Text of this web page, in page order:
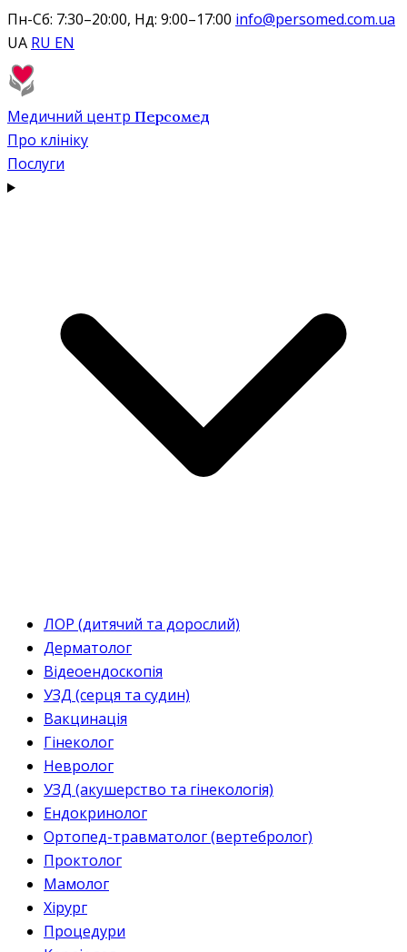
Пн-Сб: 7:30–20:00, Нд: 9:00–17:00 info@persomed.com.ua
UA RU EN
Медичний центр Персомед
Про клініку
Послуги
ЛОР (дитячий та дорослий)
Дерматолог
Відеоендоскопія
УЗД (серця та судин)
Вакцинація
Гінеколог
Невролог
УЗД (акушерство та гінекологія)
Ендокринолог
Ортопед-травматолог (вертебролог)
Проктолог
Мамолог
Хірург
Процедури